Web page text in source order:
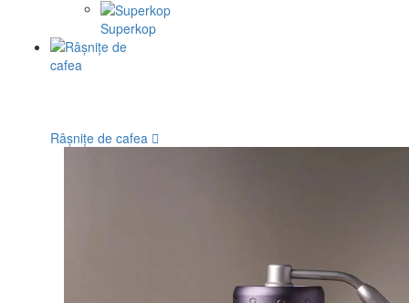
Superkop
Râșnițe de cafea